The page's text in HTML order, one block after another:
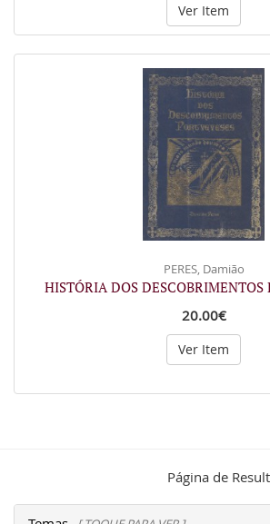
Ver Item
PERES, Damião
HISTÓRIA DOS DESCOBRIMENTOS
20.00€
Ver Item
Página de